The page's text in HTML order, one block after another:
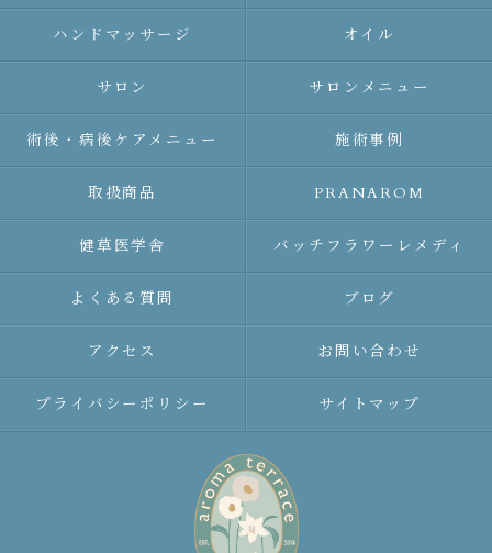
ハンドマッサージ オイル
サロン サロンメニュー
術後・病後ケアメニュー 施術事例
取扱商品 PRANAROM
健草医学舎 バッチフラワーレメディ
よくある質問 ブログ
アクセス お問い合わせ
プライバシーポリシー サイトマップ